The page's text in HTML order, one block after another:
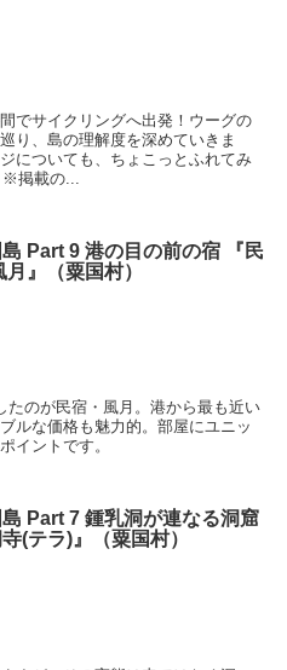
でサイクリングへ出発！ウーグの
り、島の理解度を深めていきま
についても、ちょこっとふれてみ
※掲載の...
Part 9 港の目の前の宿 『民
月』（粟国村）
たのが民宿・風月。港から最も近い
ルな価格も魅力的。部屋にユニッ
イントです。
Part 7 鍾乳洞が連なる洞窟
寺(テラ)』（粟国村）